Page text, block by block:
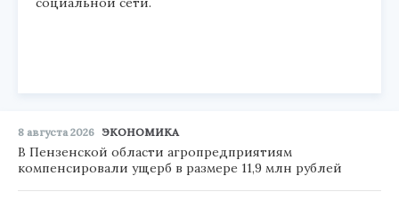
8 августа 2026 ЭКОНОМИКА
В Пензенской области агропредприятиям
компенсировали ущерб в размере 11,9 млн рублей